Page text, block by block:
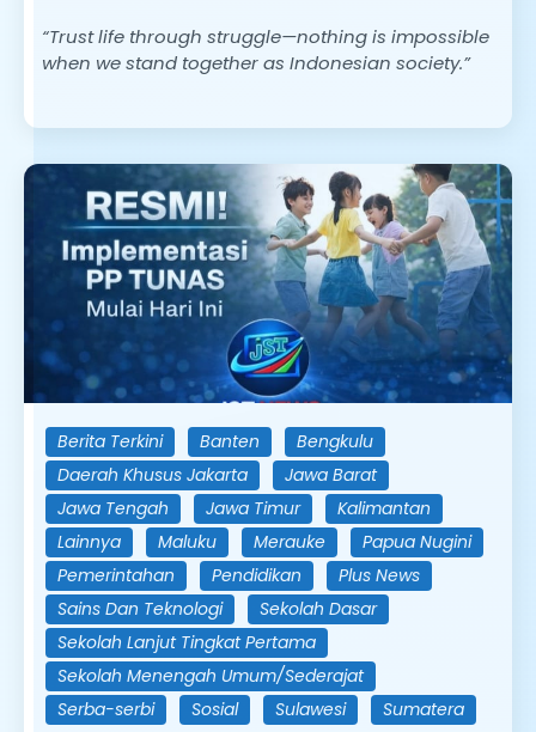
“Trust life through struggle—nothing is impossible
when we stand together as Indonesian society.”
Berita Terkini Banten
Bengkulu
Daerah Khusus Jakarta
Jawa Barat
Jawa Tengah
Jawa Timur
Kalimantan
Lainnya
Maluku Merauke
Papua Nugini
Pemerintahan
Pendidikan
Plus News
Sains Dan Teknologi
Sekolah Dasar
Sekolah Lanjut Tingkat Pertama
Sekolah Menengah Umum/Sederajat
Serba-serbi
Sosial Sulawesi Sumatera